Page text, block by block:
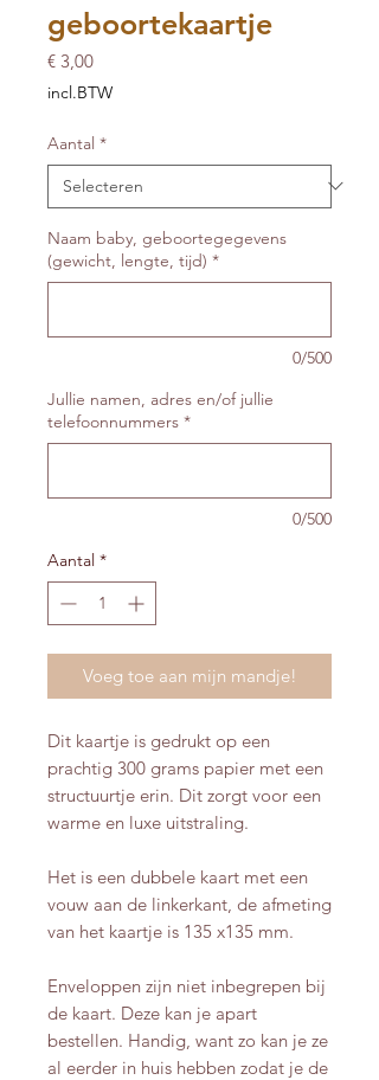
geboortekaartje
€ 3,00Prijs
incl.BTW
Aantal *
Naam baby, geboortegegevens
(gewicht, lengte, tijd) *
0/500
Jullie namen, adres en/of jullie
telefoonnummers *
0/500
Aantal *
Voeg toe aan mijn mandje!
Dit kaartje is gedrukt op een
prachtig 300 grams papier met een
structuurtje erin. Dit zorgt voor een
warme en luxe uitstraling.
Het is een dubbele kaart met een
vouw aan de linkerkant, de afmeting
van het kaartje is 135 x135 mm.
Enveloppen zijn niet inbegrepen bij
de kaart. Deze kan je apart
bestellen. Handig, want zo kan je ze
al eerder in huis hebben zodat je de